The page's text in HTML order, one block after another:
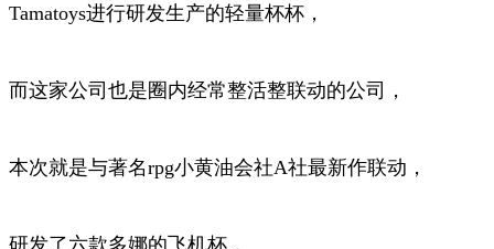
Tamatoys进行研发生产的轻量杯杯，
而这家公司也是圈内经常整活整联动的公司，
本次就是与著名rpg小黄油会社A社最新作联动，
研发了六款多娜的飞机杯，